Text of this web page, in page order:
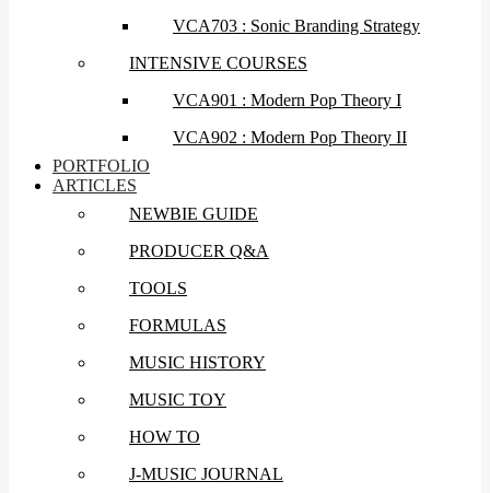
VCA703 : Sonic Branding Strategy
INTENSIVE COURSES
VCA901 : Modern Pop Theory I
VCA902 : Modern Pop Theory II
PORTFOLIO
ARTICLES
NEWBIE GUIDE
PRODUCER Q&A
TOOLS
FORMULAS
MUSIC HISTORY
MUSIC TOY
HOW TO
J-MUSIC JOURNAL